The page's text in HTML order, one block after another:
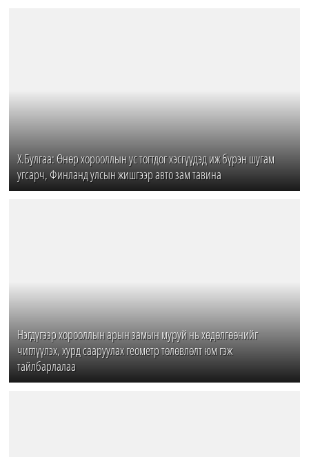
Х.Булгаа: Өнөр хорооллын ус тогтдог хэсгүүдэд иж бүрэн шугам
угсарч, Финланд улсын жишгээр авто зам тавина
Нэгдүгээр хорооллын арын замын муруй нь хөдөлгөөнийг
чиглүүлэх, хурд сааруулах геометр төлөвлөлт юм гэж
тайлбарлалаа